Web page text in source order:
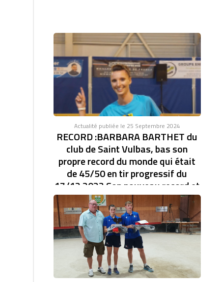
Actualité publiée le 25 Septembre 2024
RECORD :BARBARA BARTHET du
club de Saint Vulbas, bas son
propre record du monde qui était
de 45/50 en tir progressif du
17/12 2023 Son nouveau record et
de 46/47.établi à la coupe d'Europe
des clubs féminin.
RECORD DU MONDE EN TIR PROGRESSIF AVEC
46/47. BARBARA BARTHET du club de Saint Vulbas,
bas son...